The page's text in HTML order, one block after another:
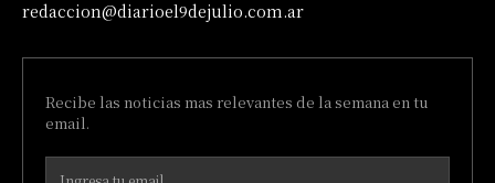
redaccion@diarioel9dejulio.com.ar
Recibe las noticias mas relevantes de la semana en tu
email.